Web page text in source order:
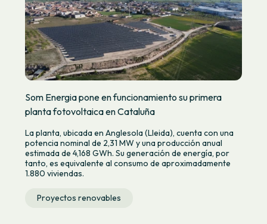
Som Energia pone en funcionamiento su primera
planta fotovoltaica en Cataluña
La planta, ubicada en Anglesola (Lleida), cuenta con una
potencia nominal de 2,31 MW y una producción anual
estimada de 4,168 GWh. Su generación de energía, por
tanto, es equivalente al consumo de aproximadamente
1.880 viviendas.
Proyectos renovables